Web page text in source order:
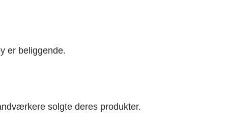
er beliggende.
solgte deres produkter.